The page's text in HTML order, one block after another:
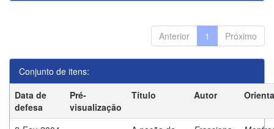
Anterior 1 Próximo
Conjunto de itens:
Data de
defesa
Pré-
visualização
Título Autor